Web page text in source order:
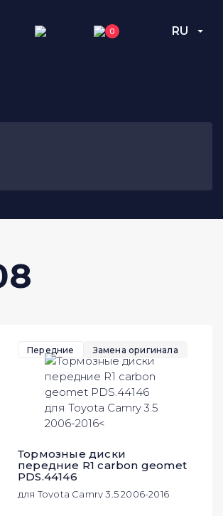
0 RU
Передние Замена оригинала
Тормозные диски
передние R1 carbon geomet
PDS.44146
для Toyota Camry 3.5 2006-2016